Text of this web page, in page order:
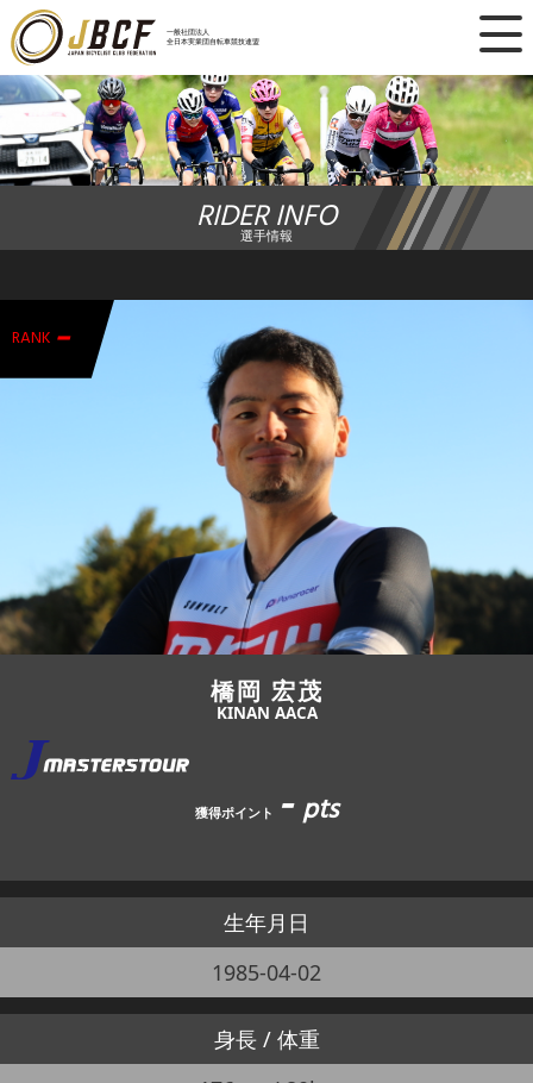
一般社団法人
全日本実業団自転車競技連盟
×
ニュース
レース日程
ランキング
チーム・選手
競技ガイド
加盟・登録
エントリー
JBCF ROAD SERIESとは
RIDER INFO
選手情報
RANK -
橋岡 宏茂
KINAN AACA
獲得ポイント -pts
生年月日
1985-04-02
身長 / 体重